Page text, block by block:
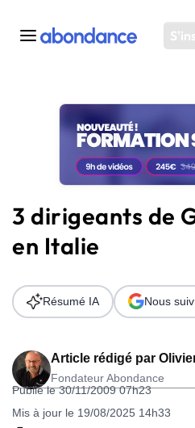
Toutes les actus
Actus SEO
Plateforme
Solutions
Ressources
Audit SEO
3 dirigeants de
en Italie
Article rédigé par
Fondateur Abondance
Publié le 30/11/2009 07h23
Mis à jour le 19/08/2025 14h33
Résumé IA Nous